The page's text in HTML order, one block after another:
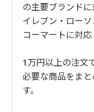
の主要ブランド
イレブン・ロー
コーマートに対応
1万円以上の注文
必要な商品をま
す。